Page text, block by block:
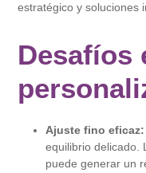
estratégico y soluciones
Desafíos
Ajuste fino eficaz:
equilibrio delicado.
puede generar un